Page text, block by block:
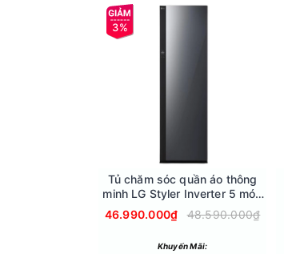
Công nghệ tiết kiệm điện
3%
Tủ chăm sóc quần áo thông
minh LG Styler Inverter 5 móc
SC5GMR80H.ABMPEVN
46.990.000₫ 48.590.000₫
Khuyến Mãi: